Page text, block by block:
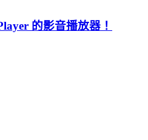
的影音播放器！